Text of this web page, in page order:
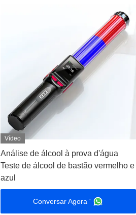
Vídeo
Análise de álcool à prova d'água
Teste de álcool de bastão vermelho e
azul
Conversar Agora '